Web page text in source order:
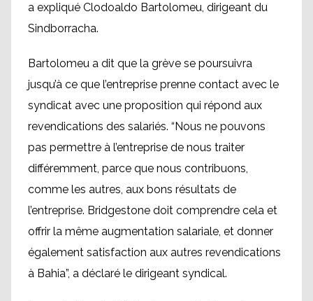
a expliqué Clodoaldo Bartolomeu, dirigeant du
Sindborracha.
Bartolomeu a dit que la grève se poursuivra
jusqu’à ce que l’entreprise prenne contact avec le
syndicat avec une proposition qui répond aux
revendications des salariés. “Nous ne pouvons
pas permettre à l’entreprise de nous traiter
différemment, parce que nous contribuons,
comme les autres, aux bons résultats de
l’entreprise. Bridgestone doit comprendre cela et
offrir la même augmentation salariale, et donner
également satisfaction aux autres revendications
à Bahia”, a déclaré le dirigeant syndical.